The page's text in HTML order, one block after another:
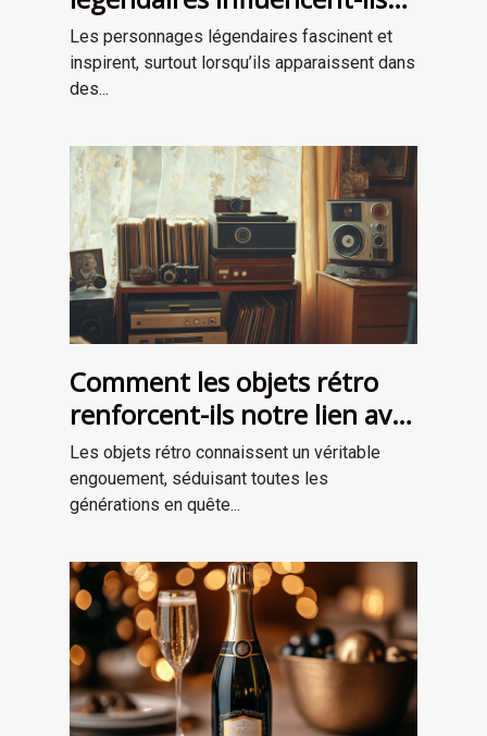
les récits de survie ?
Les personnages légendaires fascinent et
inspirent, surtout lorsqu’ils apparaissent dans
des...
Comment les objets rétro
renforcent-ils notre lien avec
le passé?
Les objets rétro connaissent un véritable
engouement, séduisant toutes les
générations en quête...